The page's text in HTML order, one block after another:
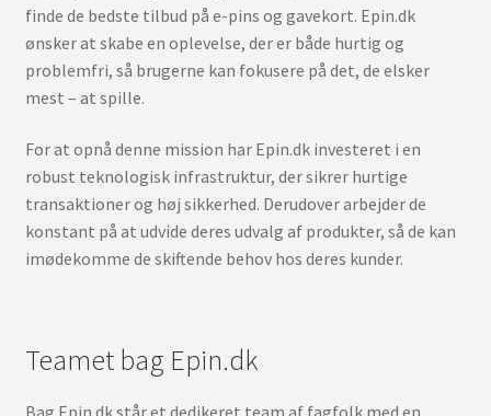
finde de bedste tilbud på e-pins og gavekort. Epin.dk
ønsker at skabe en oplevelse, der er både hurtig og
problemfri, så brugerne kan fokusere på det, de elsker
mest – at spille.
For at opnå denne mission har Epin.dk investeret i en
robust teknologisk infrastruktur, der sikrer hurtige
transaktioner og høj sikkerhed. Derudover arbejder de
konstant på at udvide deres udvalg af produkter, så de kan
imødekomme de skiftende behov hos deres kunder.
Teamet bag Epin.dk
Bag Epin.dk står et dedikeret team af fagfolk med en